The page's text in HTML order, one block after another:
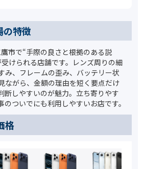
特徴
市で“手際の良さと根拠のある説
けられる店舗です。レンズ周りの細
み、フレームの歪み、バッテリー状
ながら、金額の理由を短く要点だけ
断しやすいのが魅力。立ち寄りやす
のついでにも利用しやすいお店です。
格